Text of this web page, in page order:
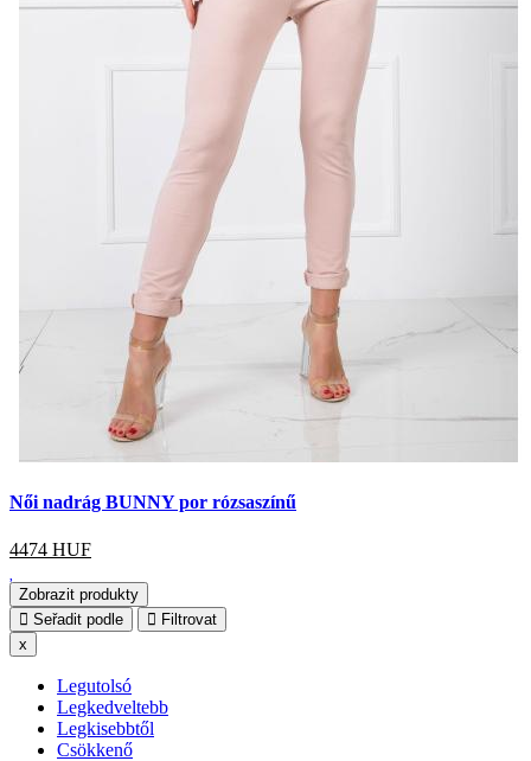
Női nadrág BUNNY por rózsaszínű
4474 HUF
Zobrazit produkty
Seřadit podle
Filtrovat
x
Legutolsó
Legkedveltebb
Legkisebbtől
Csökkenő